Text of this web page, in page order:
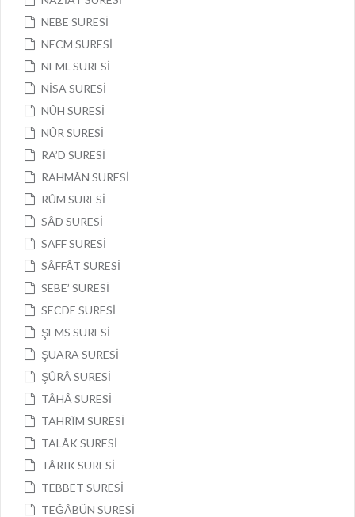
NEBE SURESİ
NECM SURESİ
NEML SURESİ
NİSA SURESİ
NÛH SURESİ
NÛR SURESİ
RA’D SURESİ
RAHMÂN SURESİ
RÛM SURESİ
SÂD SURESİ
SAFF SURESİ
SÂFFÂT SURESİ
SEBE’ SURESİ
SECDE SURESİ
ŞEMS SURESİ
ŞUARA SURESİ
ŞÛRÂ SURESİ
TÂHÂ SURESİ
TAHRÎM SURESİ
TALÂK SURESİ
TÂRIK SURESİ
TEBBET SURESİ
TEĞÂBÜN SURESİ